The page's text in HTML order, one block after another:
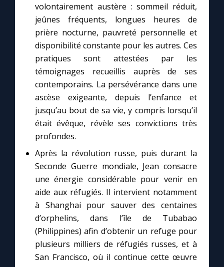
Marie de Nazareth
volontairement austère : sommeil réduit,
jeûnes fréquents, longues heures de
prière nocturne, pauvreté personnelle et
disponibilité constante pour les autres. Ces
pratiques sont attestées par les
témoignages recueillis auprès de ses
contemporains. La persévérance dans une
ascèse exigeante, depuis l’enfance et
jusqu’au bout de sa vie, y compris lorsqu’il
était évêque, révèle ses convictions très
profondes.
Après la révolution russe, puis durant la
Seconde Guerre mondiale, Jean consacre
une énergie considérable pour venir en
aide aux réfugiés. Il intervient notamment
à Shanghai pour sauver des centaines
d’orphelins, dans l’île de Tubabao
(Philippines) afin d’obtenir un refuge pour
plusieurs milliers de réfugiés russes, et à
San Francisco, où il continue cette œuvre